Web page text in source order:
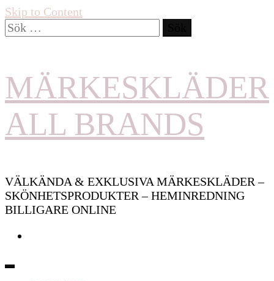
Skip to Content
Sök
efter:
MÄRKESKLÄDER
ALL BRANDS
VÄLKÄNDA & EXKLUSIVA MÄRKESKLÄDER –
SKÖNHETSPRODUKTER – HEMINREDNING
BILLIGARE ONLINE